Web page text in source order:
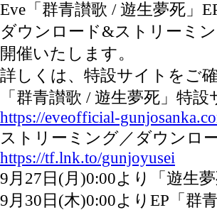
Eve「群青讃歌 / 遊生夢死」
ダウンロード&ストリーミ
開催いたします。
詳しくは、特設サイトをご
「群青讃歌 / 遊生夢死」特設
https://eveofficial-
ストリーミング／ダウンロ
https://tf.lnk.to/gunjoyusei
9月27日(月)0:00より「遊生
9月30日(木)0:00よりEP「群